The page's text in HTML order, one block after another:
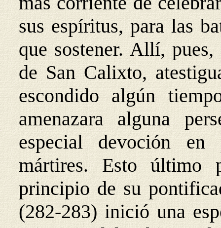
sus espíritus, para las
que sostener. Allí,
de San Calixto,
escondido algún
amenazara alguna
especial devoción
mártires. Esto último
principio de su
(282-283) inició una